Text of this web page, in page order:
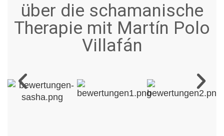
über die schamanische
Therapie mit Martín Polo
Villafán